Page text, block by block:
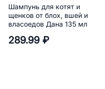
Шампунь для котят и
щенков от блох, вшей и
власоедов Дана 135 мл
289.99 ₽